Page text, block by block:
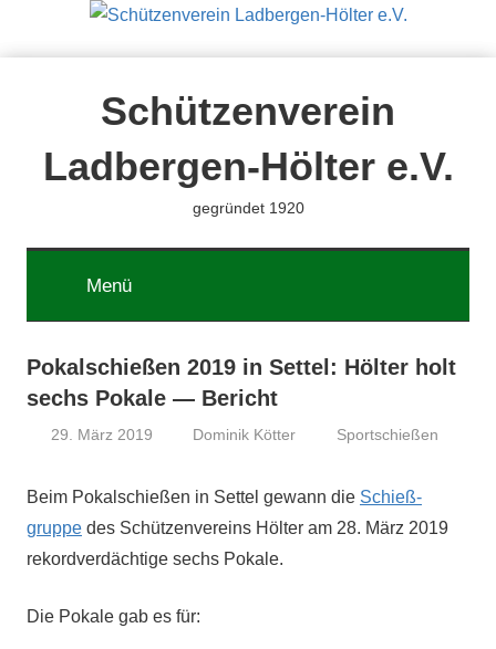
Schützenverein
Ladbergen-Hölter e.V.
gegründet 1920
Menü
Pokalschießen 2019 in Settel: Hölter holt
sechs Pokale — Bericht
29. März 2019 Dominik Kötter Sportschießen
Beim Pokalschießen in Set­tel gewann die Schieß­
gruppe des Schützen­vere­ins Höl­ter am 28. März 2019
reko­rd­verdächtige sechs Pokale.
Die Pokale gab es für: